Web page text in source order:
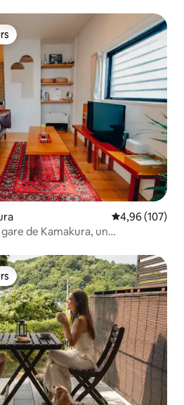
Évaluation
4,96 (107)
de Kamakura, un